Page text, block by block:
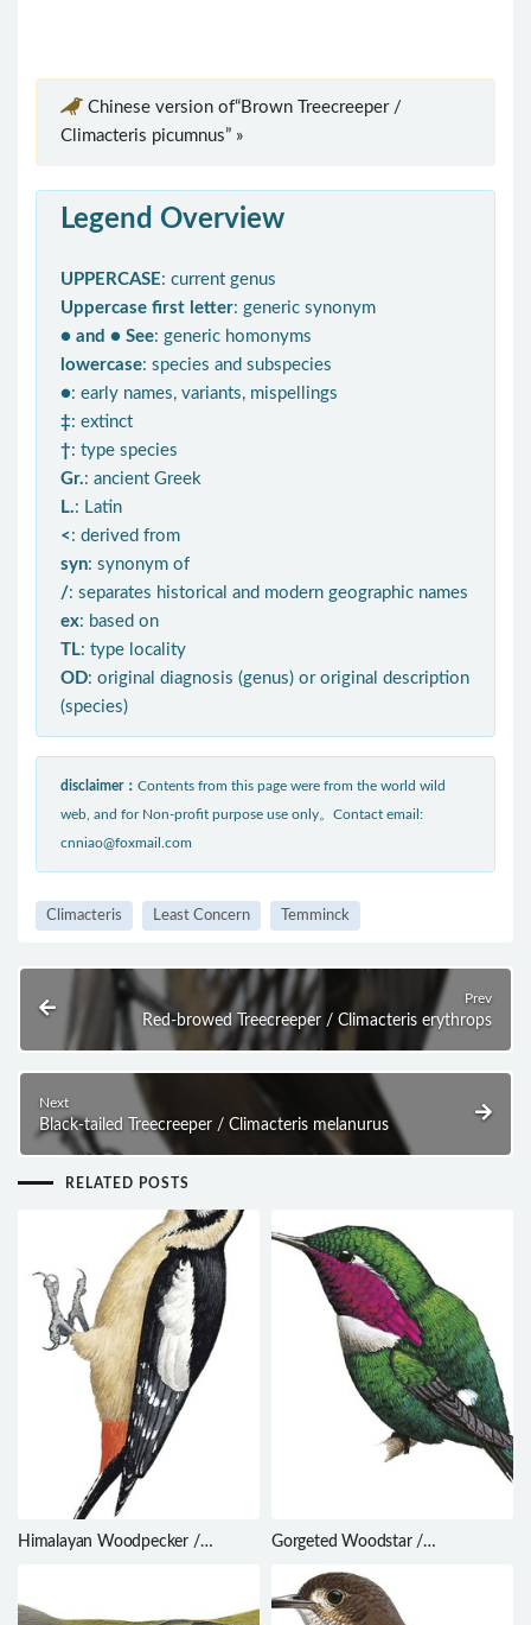
Chinese version of“Brown Treecreeper /
Climacteris picumnus” »
Legend Overview
UPPERCASE: current genus
Uppercase first letter: generic synonym
● and ● See: generic homonyms
lowercase: species and subspecies
●: early names, variants, mispellings
‡: extinct
†: type species
Gr.: ancient Greek
L.: Latin
< : derived from
syn: synonym of
/: separates historical and modern geographic names
ex: based on
TL: type locality
OD: original diagnosis (genus) or original description
(species)
disclaimer： Contents from this page were from the world wild
web, and for Non-profit purpose use only。Contact email:
cnniao@foxmail.com
Climacteris Least Concern Temminck
Prev
Red-browed Treecreeper / Climacteris erythrops
Next
Black-tailed Treecreeper / Climacteris melanurus
RELATED POSTS
Himalayan Woodpecker /
Gorgeted Woodstar /